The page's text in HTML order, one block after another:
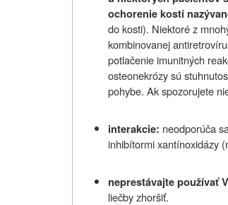
ochorenie kostí
do kosti). Niektoré z
kombinovanej
potlačenie imunitných
osteonekrózy sú
pohybe. Ak spozorujete
interakcie: neodporúča
inhibítormi xantínoxidázy
neprestávajte používať
liečby zhoršiť.